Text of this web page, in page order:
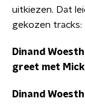
uitkiezen. Dat
gekozen tracks:
Dinand
greet met
Dinand